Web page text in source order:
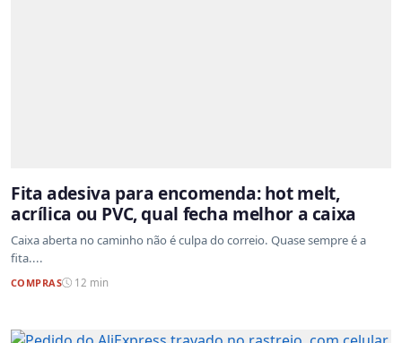
Fita adesiva para encomenda: hot melt,
acrílica ou PVC, qual fecha melhor a caixa
Caixa aberta no caminho não é culpa do correio. Quase sempre é a
fita....
COMPRAS 12 min